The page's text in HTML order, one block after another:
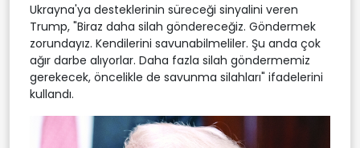
Ukrayna'ya desteklerinin süreceği sinyalini veren
Trump, "Biraz daha silah göndereceğiz. Göndermek
zorundayız. Kendilerini savunabilmeliler. Şu anda çok
ağır darbe alıyorlar. Daha fazla silah göndermemiz
gerekecek, öncelikle de savunma silahları" ifadelerini
kullandı.